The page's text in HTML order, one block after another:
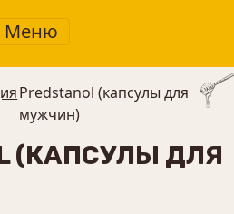
Меню
Predstanol (капсулы для
мужчин)
(КАПСУЛЫ ДЛЯ